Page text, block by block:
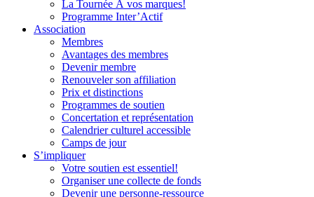
La Tournée À vos marques!
Programme Inter’Actif
Association
Membres
Avantages des membres
Devenir membre
Renouveler son affiliation
Prix et distinctions
Programmes de soutien
Concertation et représentation
Calendrier culturel accessible
Camps de jour
S’impliquer
Votre soutien est essentiel!
Organiser une collecte de fonds
Devenir une personne-ressource